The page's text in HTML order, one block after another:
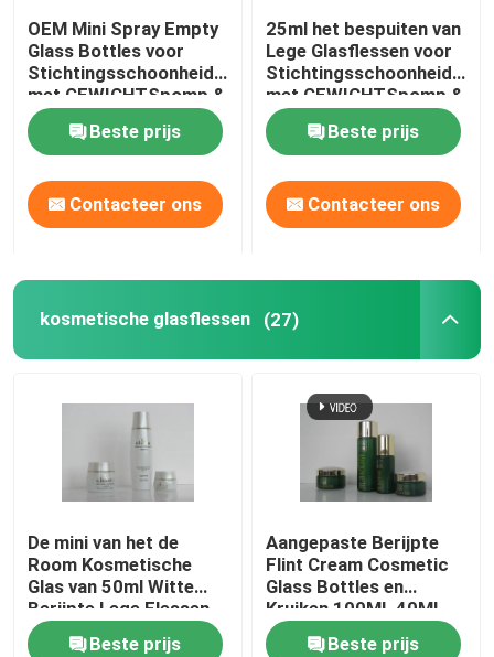
OEM Mini Spray Empty
Glass Bottles voor
Stichtingsschoonheidsmiddelen
met GEWICHTSpomp &
GLB
Beste prijs
Contacteer ons
25ml het bespuiten van
Lege Glasflessen voor
met GEWICHTSpomp &
GLB
Beste prijs
Contacteer ons
kosmetische glasflessen (27)
De mini van het de
Room Kosmetische
Glas van 50ml Witte
Berijpte Lege Flessen
en de Kruiken
Beste prijs
Aangepaste Berijpte
Flint Cream Cosmetic
Glass Bottles en
Kruiken 100ML 40ML
Beste prijs